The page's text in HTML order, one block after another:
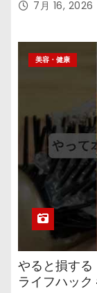
7月 16, 2026
美容・健康
やると損す
ライフハッ